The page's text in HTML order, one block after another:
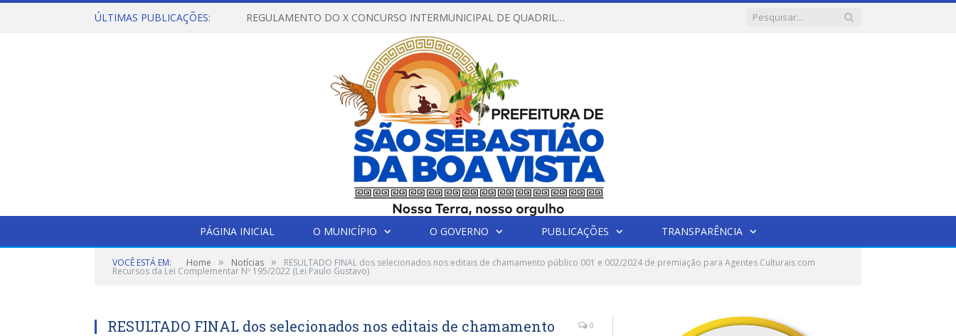
ÚLTIMAS PUBLICAÇÕES: REGULAMENTO DO X CONCURSO INTERMUNICIPAL DE QUADRILHAS JUNINAS – 2026 – ARRAIÁ DA VENEZA
PÁGINA INICIAL O MUNICÍPIO O GOVERNO PUBLICAÇÕES TRANSPARÊNCIA
VOCÊ ESTÁ EM: Home » Notícias » RESULTADO FINAL dos selecionados nos editais de chamamento público 001 e 002/2024 de premiação para Agentes Culturais com
Recursos da Lei Complementar Nº 195/2022 (Lei Paulo Gustavo)
RESULTADO FINAL dos selecionados nos editais de chamamento
0